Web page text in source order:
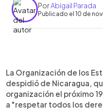
PorAbigail Parada
Publicado el 10 de
Escuchar artículo
La Organización de los
despidió de Nicaragua,
organización el próximo
a "respetar todos los